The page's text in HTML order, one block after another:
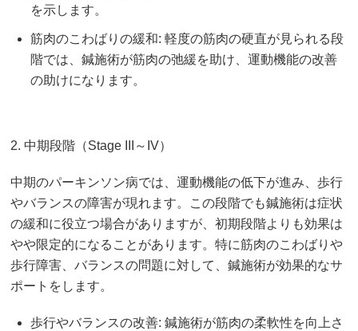
を示します。
筋肉のこわばりの緩和: 軽度の筋肉の硬直が見られる段
階では、鍼施術が筋肉の弛緩を助け、運動機能の改善
の助けになります。
2. 中期段階（Stage III～IV）
中期のパーキンソン病では、運動機能の低下が進み、歩行
やバランスの障害が現れます。この段階でも鍼施術は症状
の緩和に役立つ場合がありますが、初期段階よりも効果は
やや限定的になることがあります。特に筋肉のこわばりや
歩行障害、バランスの問題に対して、鍼施術が効果的なサ
ポートをします。
歩行やバランスの改善: 鍼施術が筋肉の柔軟性を向上さ